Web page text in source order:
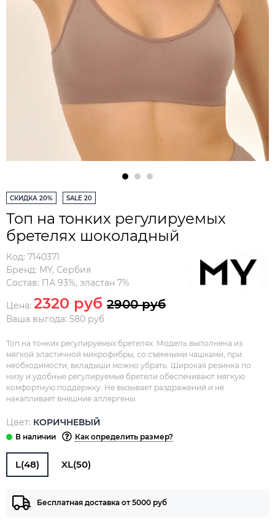
СКИДКА 20% SALE 20
Топ на тонких регулируемых
бретелях шоколадный
Код: 7140371
Бренд: MY, Сербия
Состав: ПА 93%, эластан 7%
Цена: 2320 руб 2900 руб
Ваша выгода: 580 руб
Топ на тонких регулируемых бретелях. Модель выполнена из
мягкой эластичной микрофибры, со съемными чашками, при
необходимости, вкладыши можно убрать. Широкая резинка по
низу и удобные регулируемые бретели обеспечивают мягкую
комфортную поддержку. Не вызывает раздражений и не
накапливает внешние аллергены.
Цвет: КОРИЧНЕВЫЙ
Как определить размер?
L(48) XL(50)
Бесплатная доставка от 5000 руб